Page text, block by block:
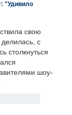
"Удивило
свою
с
столкнуться
шоу-